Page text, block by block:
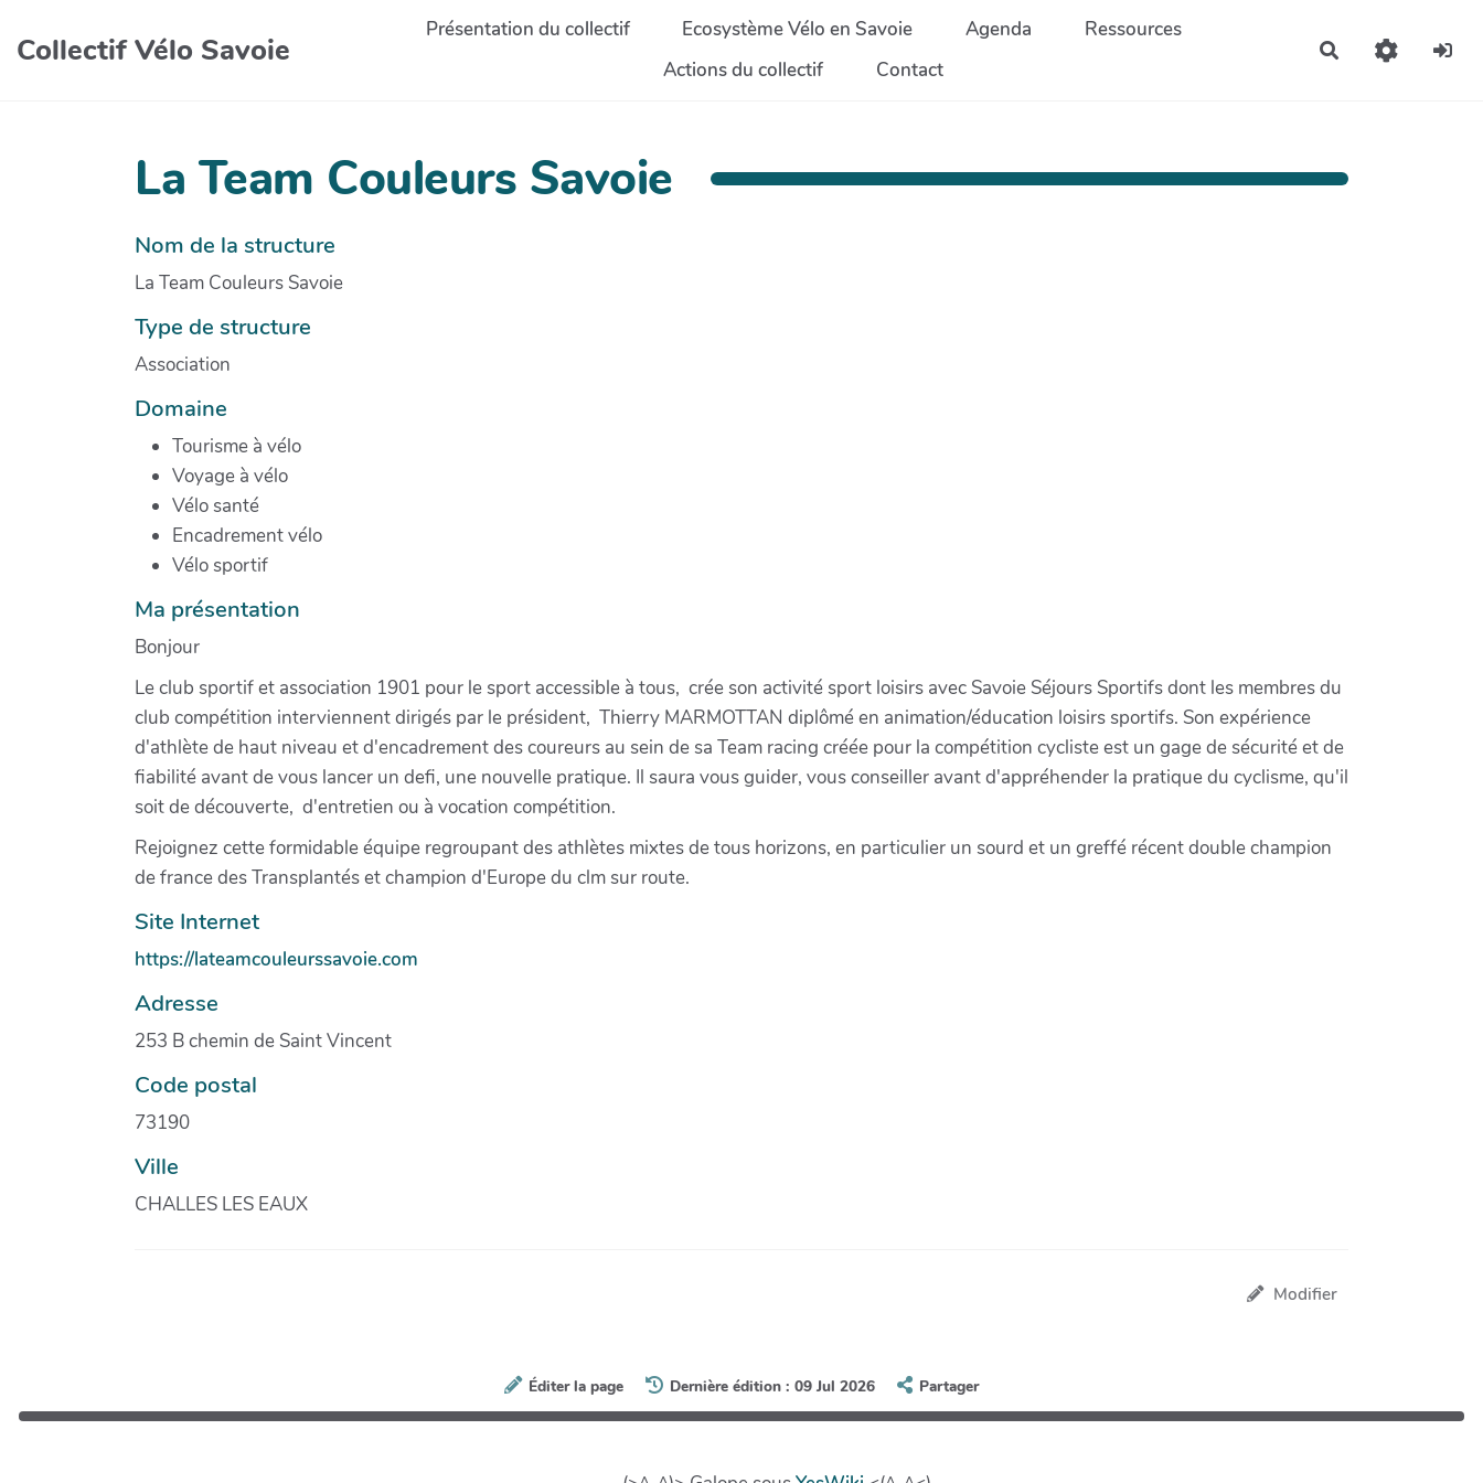
Collectif Vélo Savoie
Présentation du collectif Ecosystème Vélo en Savoie Agenda
Ressources
Actions du collectif
Contact
Rechercher
La Team Couleurs Savoie
Nom de la structure
La Team Couleurs Savoie
Type de structure
Association
Domaine
Tourisme à vélo
Voyage à vélo
Vélo santé
Encadrement vélo
Vélo sportif
Ma présentation
Bonjour
Le club sportif et association 1901 pour le sport accessible à tous, crée son activité sport loisirs avec Savoie Séjours Sportifs dont les membres du
club compétition interviennent dirigés par le président, Thierry MARMOTTAN diplômé en animation/éducation loisirs sportifs. Son expérience
d'athlète de haut niveau et d'encadrement des coureurs au sein de sa Team racing créée pour la compétition cycliste est un gage de sécurité et de
fiabilité avant de vous lancer un defi, une nouvelle pratique. Il saura vous guider, vous conseiller avant d'appréhender la pratique du cyclisme, qu'il
soit de découverte, d'entretien ou à vocation compétition.
Rejoignez cette formidable équipe regroupant des athlètes mixtes de tous horizons, en particulier un sourd et un greffé récent double champion
de france des Transplantés et champion d'Europe du clm sur route.
Site Internet
https://lateamcouleurssavoie.com
Adresse
253 B chemin de Saint Vincent
Code postal
73190
Ville
CHALLES LES EAUX
Modifier
Éditer la page Dernière édition : 09 Jul 2026 Partager